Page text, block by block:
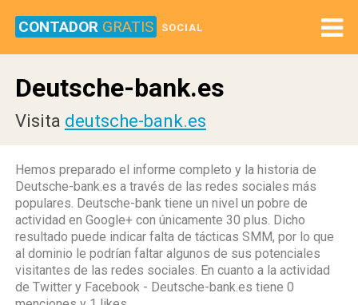
CONTADOR GRATIS SOCIAL
Deutsche-bank.es
Visita deutsche-bank.es
Hemos preparado el informe completo y la historia de
Deutsche-bank.es a través de las redes sociales más
populares. Deutsche-bank tiene un nivel un pobre de
actividad en Google+ con únicamente 30 plus. Dicho
resultado puede indicar falta de tácticas SMM, por lo que
al dominio le podrían faltar algunos de sus potenciales
visitantes de las redes sociales. En cuanto a la actividad
de Twitter y Facebook - Deutsche-bank.es tiene 0